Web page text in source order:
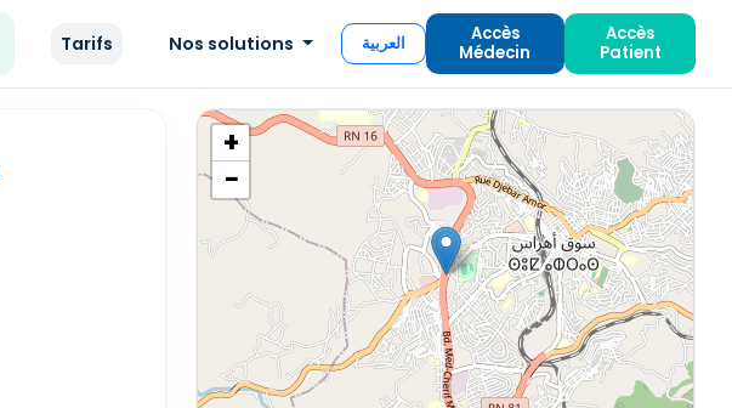
Tarifs Nos solutions العربية
Accès
Médecin
Accès
Patient
+
−